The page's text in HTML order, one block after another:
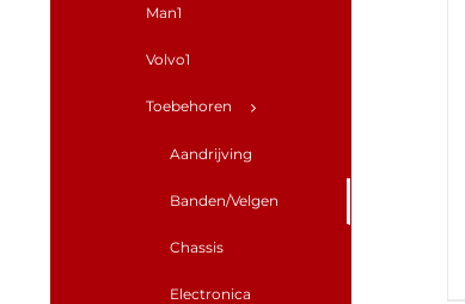
Man1
Volvo1
Toebehoren
Aandrijving
Banden/Velgen
Chassis
Electronica